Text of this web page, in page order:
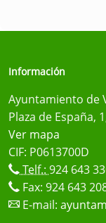
Información
Ayuntamiento de
Plaza de España,
Ver mapa
CIF: P0613700D
Telf.: 924 643
Fax: 924 643
E-mail: